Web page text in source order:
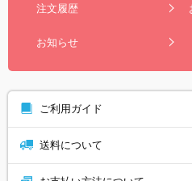
注文履歴
お知らせ
ご利用ガイド
送料について